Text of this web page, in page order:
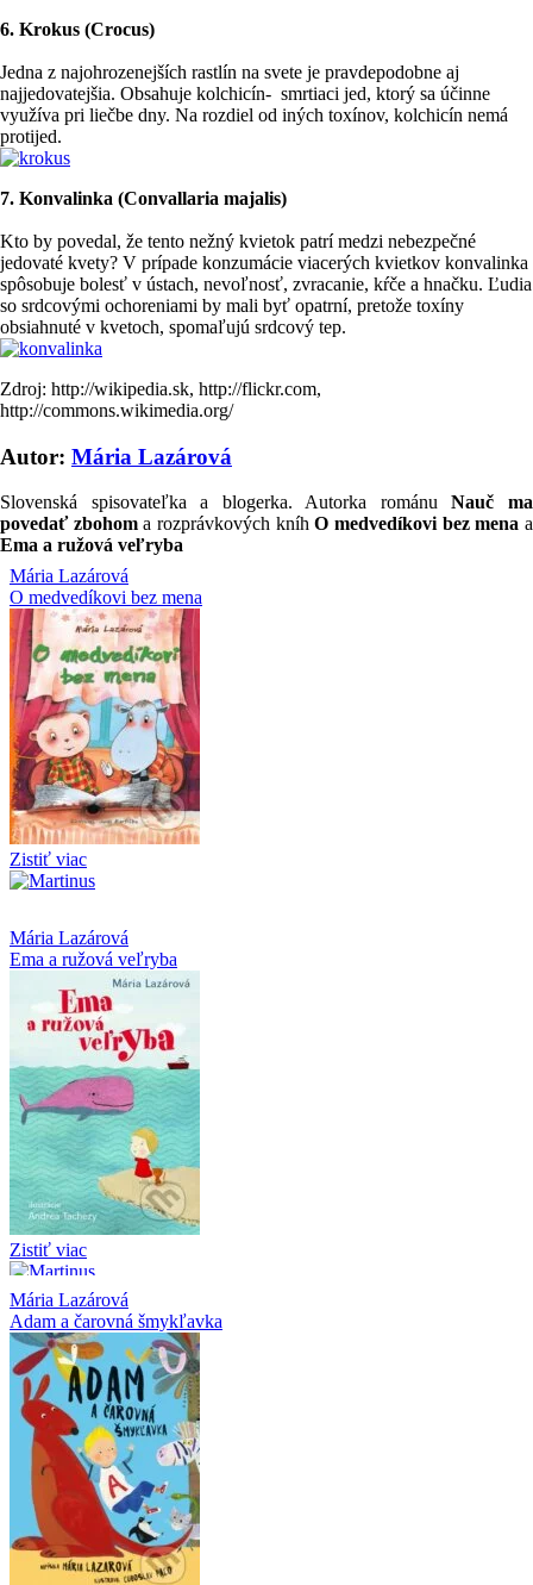
6. Krokus (Crocus)
Jedna z najohrozenejších rastlín na svete je pravdepodobne aj
najjedovatejšia. Obsahuje kolchicín- smrtiaci jed, ktorý sa účinne
využíva pri liečbe dny. Na rozdiel od iných toxínov, kolchicín nemá
protijed.
7. Konvalinka (Convallaria majalis)
Kto by povedal, že tento nežný kvietok patrí medzi nebezpečné
jedovaté kvety? V prípade konzumácie viacerých kvietkov konvalinka
spôsobuje bolesť v ústach, nevoľnosť, zvracanie, kŕče a hnačku. Ľudia
so srdcovými ochoreniami by mali byť opatrní, pretože toxíny
obsiahnuté v kvetoch, spomaľujú srdcový tep.
Zdroj: http://wikipedia.sk, http://flickr.com,
http://commons.wikimedia.org/
Autor: Mária Lazárová
Slovenská spisovateľka a blogerka. Autorka románuNauč ma
povedať zbohoma rozprávkových kníhO medvedíkovi bez mena a
Ema a ružová veľryba